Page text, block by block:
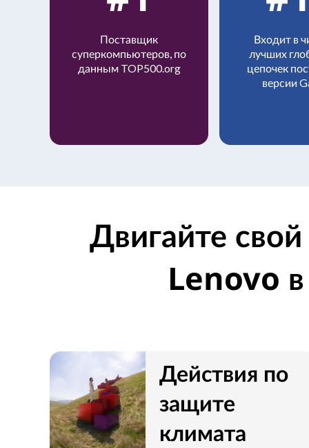
Поставщик
суперкомпьютеров, по
данным TOP500.org
Входит в
лучших
цепочек
версии
Двигайте
Lenovo в
Действия по
защите
климата